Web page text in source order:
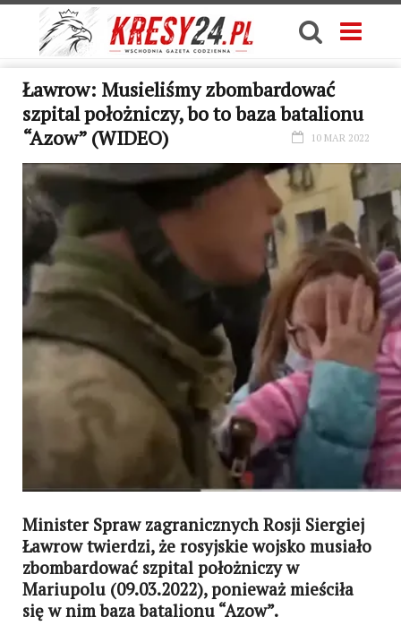
Ławrow: Musieliśmy zbombardować
szpital położniczy, bo to baza batalionu
“Azow” (WIDEO)
10 MAR 2022
Minister Spraw zagranicznych Rosji Siergiej
Ławrow twierdzi, że rosyjskie wojsko musiało
zbombardować szpital położniczy w
Mariupolu (09.03.2022), ponieważ mieściła
się w nim baza batalionu “Azow”.